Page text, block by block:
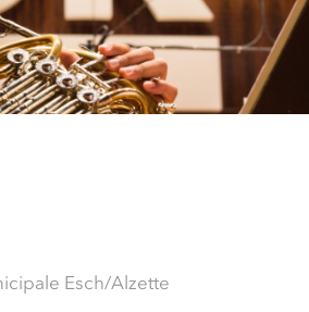
Esch/Alzette